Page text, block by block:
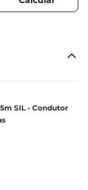
SIL - Condutor